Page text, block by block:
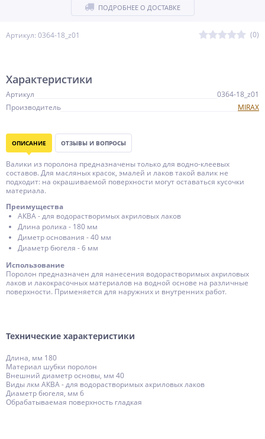
Артикул: 0364-18_z01 (0)
ПОДРОБНЕЕ О ДОСТАВКЕ
Характеристики
Артикул
0364-18_z01
Производитель
MIRAX
ОПИСАНИЕ ОТЗЫВЫ И ВОПРОСЫ
Валики из поролона предназначены только для водно-клеевых
составов. Для масляных красок, эмалей и лаков такой валик не
подходит: на окрашиваемой поверхности могут оставаться кусочки
материала.
Преимущества
АКВА - для водорастворимых акриловых лаков
Длина ролика - 180 мм
Диметр основания - 40 мм
Диаметр бюгеля - 6 мм
Использование
Поролон предназначен для нанесения водорастворимых акриловых
лаков и лакокрасочных материалов на водной основе на различные
поверхности. Применяется для наружних и внутренних работ.
Технические характеристики
Длина, мм 180
Материал шубки поролон
Внешний диаметр основы, мм 40
Виды лкм АКВА - для водорастворимых акриловых лаков
Диаметр бюгеля, мм 6
Обрабатываемая поверхность гладкая